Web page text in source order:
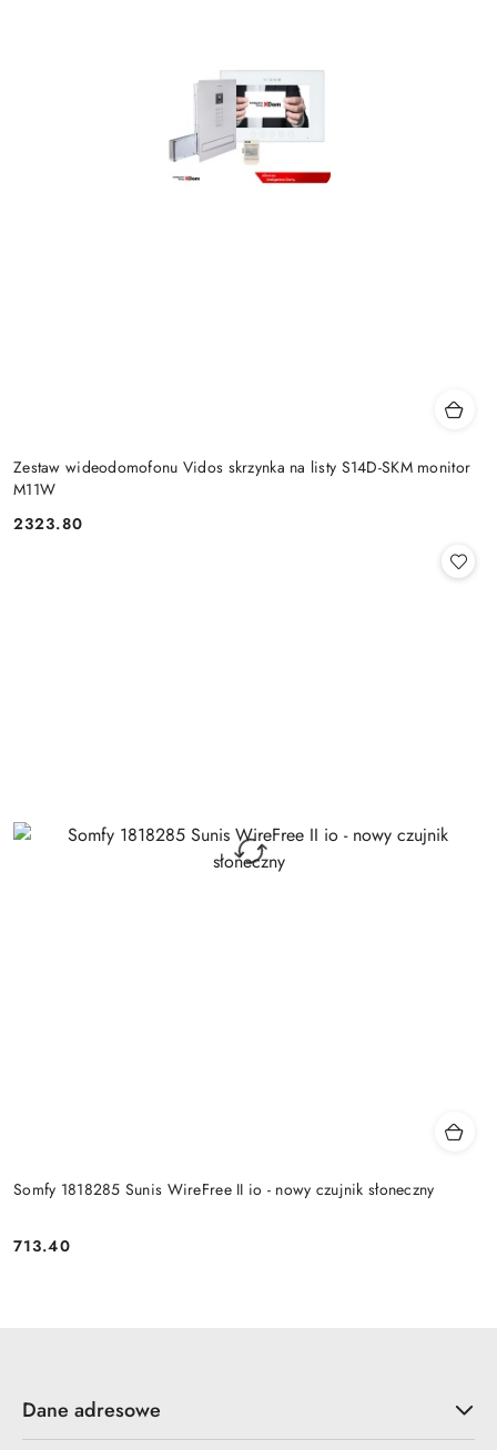
Zestaw wideodomofonu Vidos skrzynka na listy S14D-SKM monitor
M11W
Cena:
2323.80
Somfy 1818285 Sunis WireFree II io - nowy czujnik słoneczny
Cena:
713.40
Dane adresowe